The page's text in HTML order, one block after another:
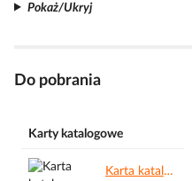
Pokaż/Ukryj
Do pobrania
Karty katalogowe
Karta katalogowa PL.pdf